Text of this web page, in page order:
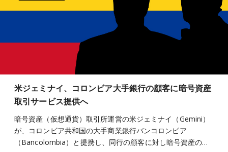
米ジェミナイ、コロンビア大手銀行の顧客に暗号資産
取引サービス提供へ
暗号資産（仮想通貨）取引所運営の米ジェミナイ（Gemini）
が、コロンビア共和国の大手商業銀行バンコロンビア
（Bancolombia）と提携し、同行の顧客に対し暗号資産の…